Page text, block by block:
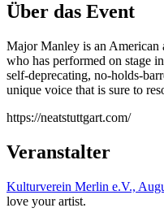
Über das Event
Major Manley is an American
who has performed on stage
self-deprecating, no-holds-
unique voice that is sure to
https://neatstuttgart.com/
Veranstalter
Kulturverein Merlin e.V.,
love your artist.